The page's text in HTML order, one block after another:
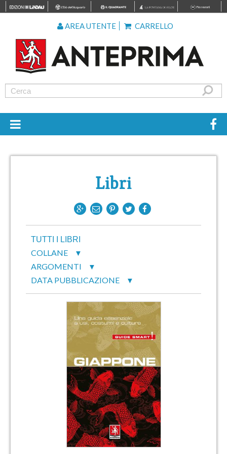
AREA UTENTE CARRELLO
Libri
TUTTI I LIBRI
COLLANE ▼
ARGOMENTI ▼
DATA PUBBLICAZIONE ▼